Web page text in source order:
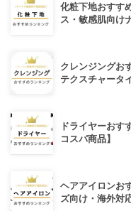
化粧下地おすす
ス・敏感肌向け
クレンジングお
テクスチャータ
ドライヤーおす
コスパ商品】
ヘアアイロンお
ズ向け・海外対